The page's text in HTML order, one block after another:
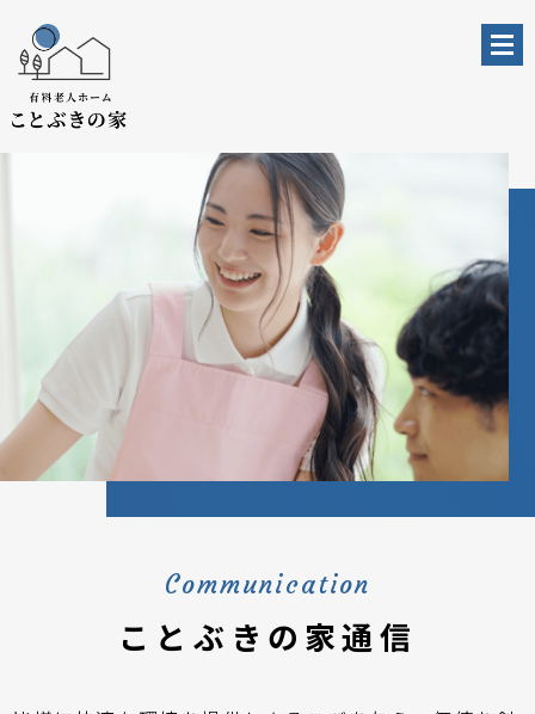
Communication
ことぶきの家通信